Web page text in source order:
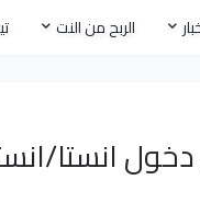
الربح من النت
انستا/